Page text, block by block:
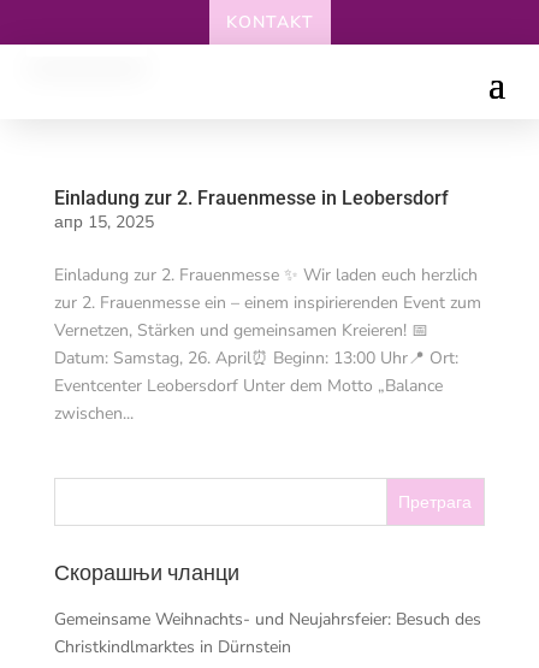
KONTAKT
Einladung zur 2. Frauenmesse in Leobersdorf
апр 15, 2025
Einladung zur 2. Frauenmesse ✨ Wir laden euch herzlich
zur 2. Frauenmesse ein – einem inspirierenden Event zum
Vernetzen, Stärken und gemeinsamen Kreieren! 📅
Datum: Samstag, 26. April⏰ Beginn: 13:00 Uhr📍 Ort:
Eventcenter Leobersdorf Unter dem Motto „Balance
zwischen...
Скорашњи чланци
Gemeinsame Weihnachts- und Neujahrsfeier: Besuch des
Christkindlmarktes in Dürnstein